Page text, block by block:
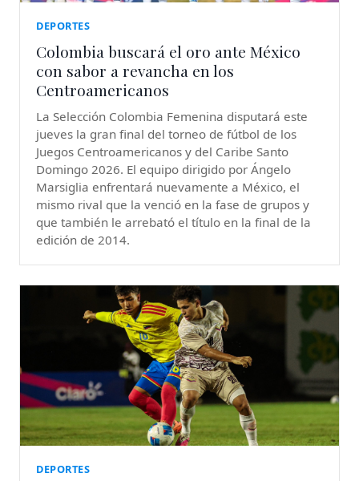
DEPORTES
Colombia buscará el oro ante México
con sabor a revancha en los
Centroamericanos
La Selección Colombia Femenina disputará este
jueves la gran final del torneo de fútbol de los
Juegos Centroamericanos y del Caribe Santo
Domingo 2026. El equipo dirigido por Ángelo
Marsiglia enfrentará nuevamente a México, el
mismo rival que la venció en la fase de grupos y
que también le arrebató el título en la final de la
edición de 2014.
DEPORTES